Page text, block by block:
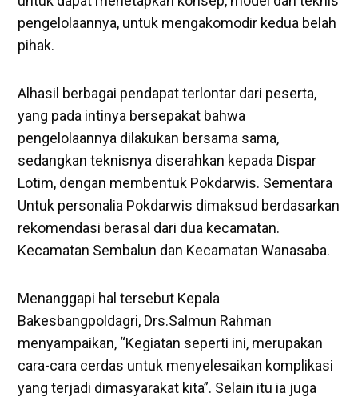
pengelolaannya, untuk mengakomodir kedua belah
pihak.
Alhasil berbagai pendapat terlontar dari peserta,
yang pada intinya bersepakat bahwa
pengelolaannya dilakukan bersama sama,
sedangkan teknisnya diserahkan kepada Dispar
Lotim, dengan membentuk Pokdarwis. Sementara
Untuk personalia Pokdarwis dimaksud berdasarkan
rekomendasi berasal dari dua kecamatan.
Kecamatan Sembalun dan Kecamatan Wanasaba.
Menanggapi hal tersebut Kepala
Bakesbangpoldagri, Drs.Salmun Rahman
menyampaikan, “Kegiatan seperti ini, merupakan
cara-cara cerdas untuk menyelesaikan komplikasi
yang terjadi dimasyarakat kita”. Selain itu ia juga